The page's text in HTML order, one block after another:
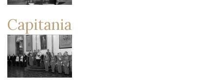
Capitania